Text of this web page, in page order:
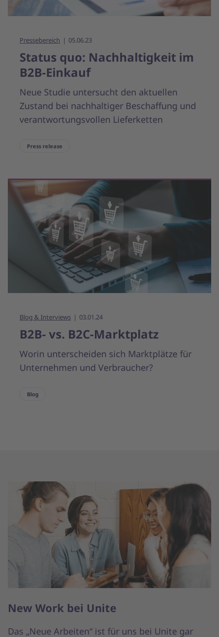
Pressebereich 05.06.23
Status quo: Nachhaltigkeit im
B2B-Einkauf
Neue Studie untersucht den aktuellen
Zustand bei nachhaltiger Beschaffung und
verantwortungsvollen Lieferketten
Press release
Blog & Interviews 03.01.24
B2B- vs. B2C-Marktplatz
Worin unterscheiden sich Marktplätze für
Unternehmen und Verbraucher?
Blog
New Work bei Unite
Das „Neue Arbeiten“ ist für uns bei Unite gar